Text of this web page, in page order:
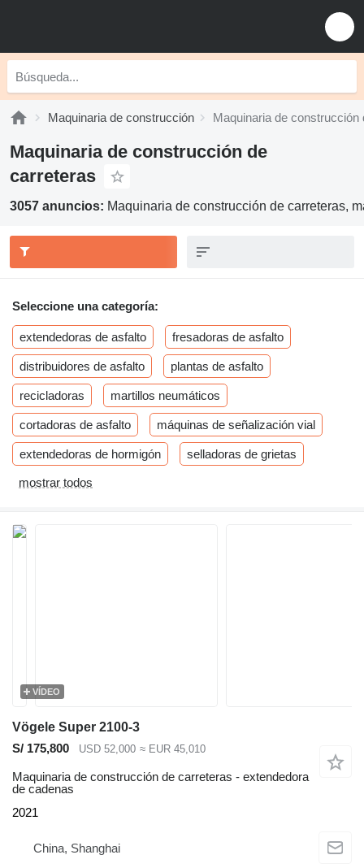
Maquinaria de construcción Maquinaria de construcción
Maquinaria de construcción de
carreteras
3057 anuncios: Maquinaria de construcción de carreteras,
Seleccione una categoría:
extendedoras de asfalto fresadoras de asfalto
distribuidores de asfalto plantas de asfalto
recicladoras martillos neumáticos
cortadoras de asfalto máquinas de señalización vial
extendedoras de hormigón selladoras de grietas
mostrar todos
VÍDEO
Vögele Super 2100-3
S/ 175,800
USD 52,000 ≈ EUR 45,010
Maquinaria de construcción de carreteras - extendedora
de cadenas
2021
China, Shanghai